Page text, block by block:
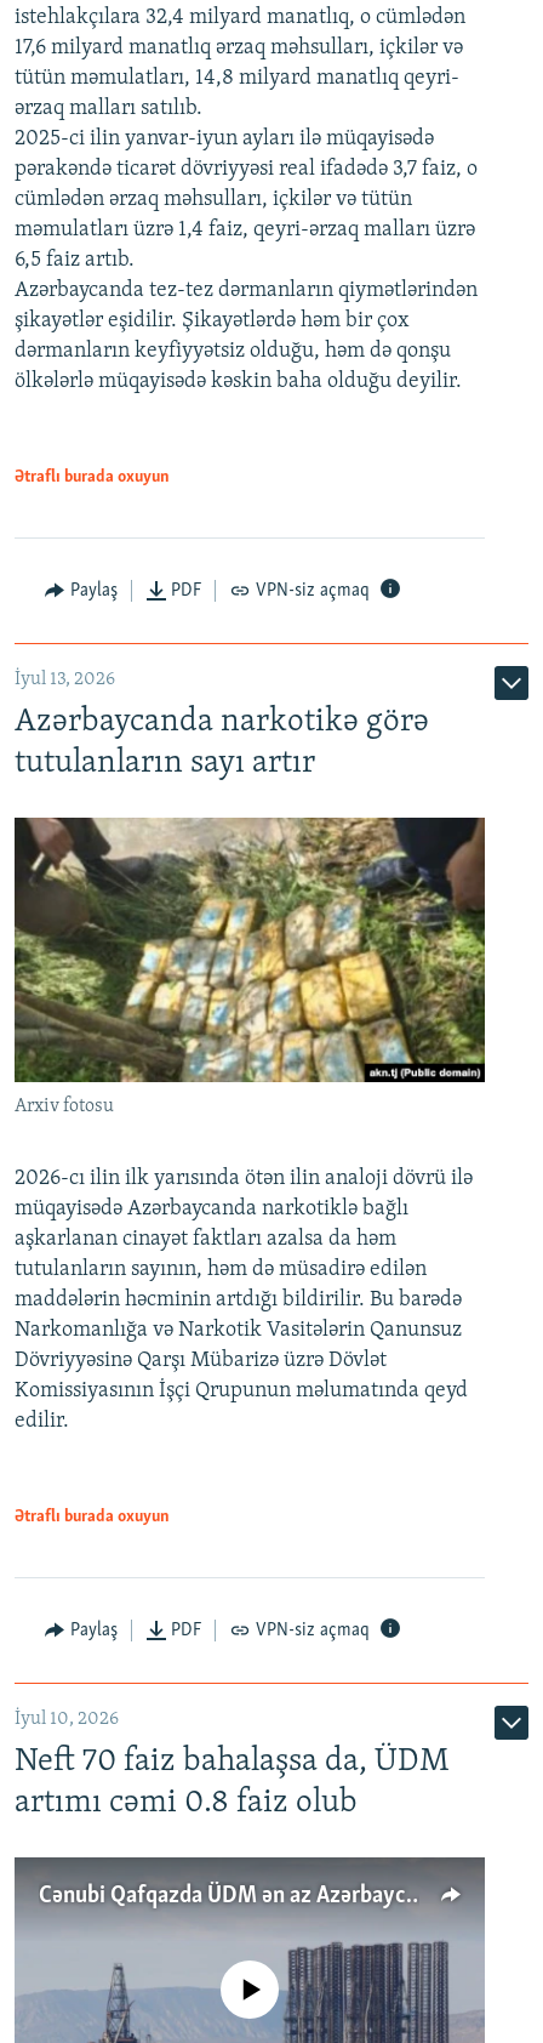
istehlakçılara 32,4 milyard manatlıq, o cümlədən
17,6 milyard manatlıq ərzaq məhsulları, içkilər və
tütün məmulatları, 14,8 milyard manatlıq qeyri-
ərzaq malları satılıb.
2025-ci ilin yanvar-iyun ayları ilə müqayisədə
pərakəndə ticarət dövriyyəsi real ifadədə 3,7 faiz, o
cümlədən ərzaq məhsulları, içkilər və tütün
məmulatları üzrə 1,4 faiz, qeyri-ərzaq malları üzrə
6,5 faiz artıb.
Azərbaycanda tez-tez dərmanların qiymətlərindən
şikayətlər eşidilir. Şikayətlərdə həm bir çox
dərmanların keyfiyyətsiz olduğu, həm də qonşu
ölkələrlə müqayisədə kəskin baha olduğu deyilir.
Ətraflı burada oxuyun
Paylaş PDF VPN-siz açmaq
İyul 13, 2026
Azərbaycanda narkotikə görə
tutulanların sayı artır
Arxiv fotosu
2026-cı ilin ilk yarısında ötən ilin analoji dövrü ilə
müqayisədə Azərbaycanda narkotiklə bağlı
aşkarlanan cinayət faktları azalsa da həm
tutulanların sayının, həm də müsadirə edilən
maddələrin həcminin artdığı bildirilir. Bu barədə
Narkomanlığa və Narkotik Vasitələrin Qanunsuz
Dövriyyəsinə Qarşı Mübarizə üzrə Dövlət
Komissiyasının İşçi Qrupunun məlumatında qeyd
edilir.
Ətraflı burada oxuyun
Paylaş PDF VPN-siz açmaq
İyul 10, 2026
Neft 70 faiz bahalaşsa da, ÜDM
artımı cəmi 0.8 faiz olub
Cənubi Qafqazda ÜDM ən az Azərbaycanda artır: Qonşuları niyə Bakını qabaqlaya bilir?
No media source currently available